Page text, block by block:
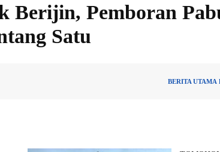
Berijin, Pemboran
Satu
BERITA UTAMA